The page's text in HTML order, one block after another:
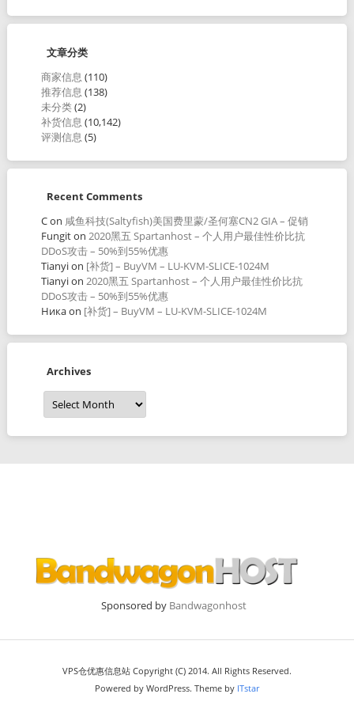
文章分类
商家信息 (110)
推荐信息 (138)
未分类(2)
补货信息 (10,142)
评测信息 (5)
Recent Comments
Con 咸鱼科技(Saltyfish)美国费里蒙/圣何塞CN2 GIA – 促销
Fungiton 2020黑五 Spartanhost – 个人用户最佳性价比抗
DDoS攻击 – 50%到55%优惠
Tianyion [补货] – BuyVM – LU-KVM-SLICE-1024M
Tianyion 2020黑五 Spartanhost – 个人用户最佳性价比抗
DDoS攻击 – 50%到55%优惠
Никаon [补货] – BuyVM – LU-KVM-SLICE-1024M
Archives
Archives
Sponsored by Bandwagonhost
VPS仓优惠信息站 Copyright (C) 2014. All Rights Reserved.
Powered by WordPress. Theme by ITstar